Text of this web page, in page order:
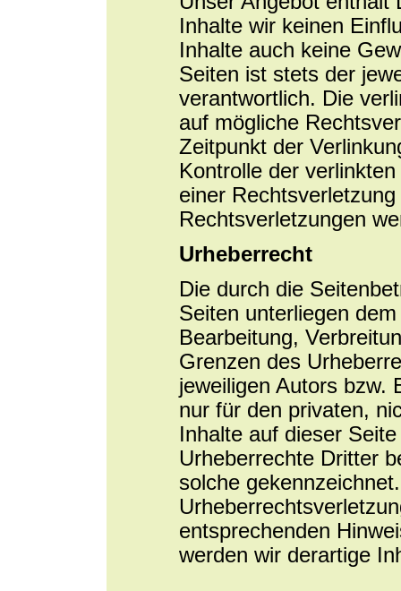
Inhalte wir keinen
Inhalte auch keine
Seiten ist stets der
verantwortlich. Die
auf mögliche
Zeitpunkt der
Kontrolle der
einer
Rechtsverletzungen
Urheberrecht
Die durch die
Seiten unterliegen
Bearbeitung,
Grenzen des
jeweiligen Autors bzw.
nur für den privaten,
Inhalte auf dieser
Urheberrechte Dritter
solche
entsprechenden
werden wir derartige